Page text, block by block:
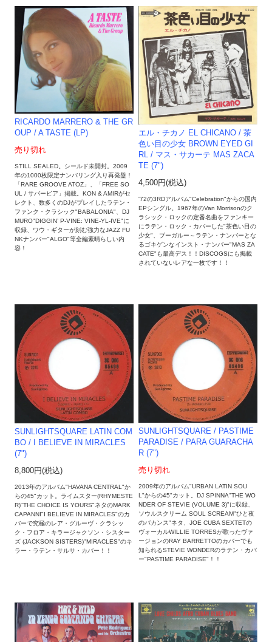
RICARDO MARRERO & THE GR
OUP ‎/ A TASTE (LP)
売り切れ
STILL SEALED。シールド未開封。2009
年の1000枚限定ナンバリング入り再発盤！
「RARE GROOVE ATOZ」、「FREE SO
UL / サバービア」掲載。KON & AMIRがセ
レクト、数多くのDJがプレイしたラテン・
ファンク・クラシック"BABALONIA"、DJ
MURO"DIGGIN’ P-VINE: VINE-YL-IVE"に
収録、ワウ・ギターが刻む強力なJAZZ FU
NKナンバー"ALGO"等全編素晴らしい内
容！
エル・チカノ EL CHICANO / 茶
色い目の少女 BROWN EYED GI
RL / マス・サカーテ MAS ZACA
TE (7")
4,500円(税込)
'72の3RDアルバム"Celebration"からの国内
EPシングル。1967年のVan Morrisonのク
ラシック・ロックの定番名曲をファンキー
にラテン・ロック・カバーした"茶色い目の
少女"、ブーガルー～ラテン・ナンバーとな
るゴキゲンなインスト・ナンバー"MAS ZA
CATE"も最高デス！！DISCOGSにも掲載
されていないレアな一枚です！！
SUNLIGHTSQUARE LATIN COM
BO / I BELIEVE IN MIRACLES
(7")
8,800円(税込)
2013年のアルバム"HAVANA CENTRAL"か
らの45"カット。ライムスター(RHYMESTE
R)"THE CHOICE IS YOURS"ネタのMARK
CAPANNI"I BELIEVE IN MIRACLES"のカ
バーで究極のレア・グルーヴ・クラシッ
ク・フロア・キラージャクソン・シスター
ズ (JACKSON SISTERS)"MIRACLES"のキ
ラー・ラテン・サルサ・カバー！！
SUNLIGHTSQUARE / PASTIME
PARADISE / PARA GUARACHA
R (7")
売り切れ
2009年のアルバム"URBAN LATIN SOU
L"からの45"カット。DJ SPINNA"THE WO
NDER OF STEVIE (VOLUME 3)"に収録、
ソウルスクリーム SOUL SCREAM"ひと夜
のバカンス"ネタ、JOE CUBA SEXTETの
ヴォーカルWILLIE TORRESが歌ったヴァ
ージョンのRAY BARRETTOのカバーでも
知られるSTEVIE WONDERのラテン・カバ
ー"PASTIME PARADISE"！！